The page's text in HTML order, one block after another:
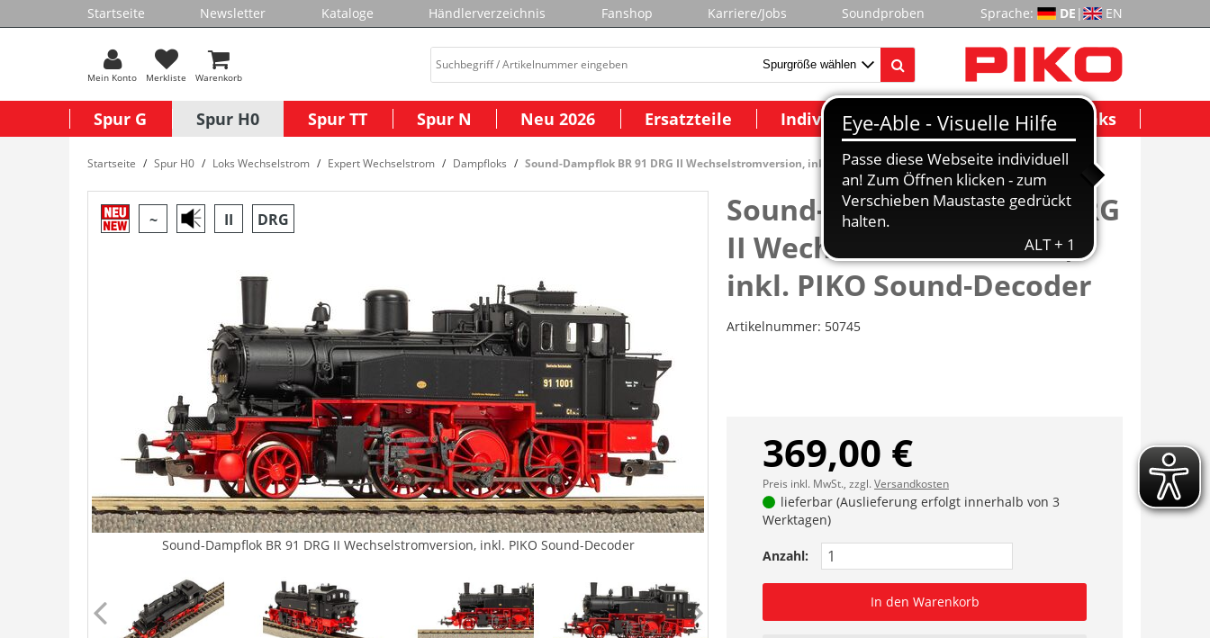
Startseite Newsletter Kataloge Händlerverzeichnis Fanshop Karriere/Jobs Soundproben Sprache: DE | EN
Mein Konto Merkliste Warenkorb
Spur G Spur H0 Spur TT Spur N Neu 2026 Ersatzteile Individuelle Modelle Wichtige Links
Startseite Spur H0 Loks Wechselstrom Expert Wechselstrom Dampfloks Sound-Dampflok BR 91 DRG II Wechselstromversion, inkl. PIKO Sound-Decoder
~ II DRG
Sound-Dampflok BR 91 DRG II Wechselstromversion, inkl. PIKO Sound-Decoder
Sound-Dampflok BR 91 DRG
II Wechselstromversion,
inkl. PIKO Sound-Decoder
Artikelnummer: 50745
369,00 €
Preis inkl. MwSt., zzgl.Versandkosten
lieferbar (Auslieferung erfolgt innerhalb von 3
Werktagen)
Anzahl:
In den Warenkorb